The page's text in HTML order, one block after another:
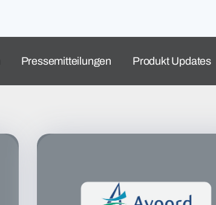
Pressemitteilungen Produkt Updates